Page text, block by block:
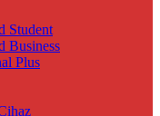
Student
Business
Plus